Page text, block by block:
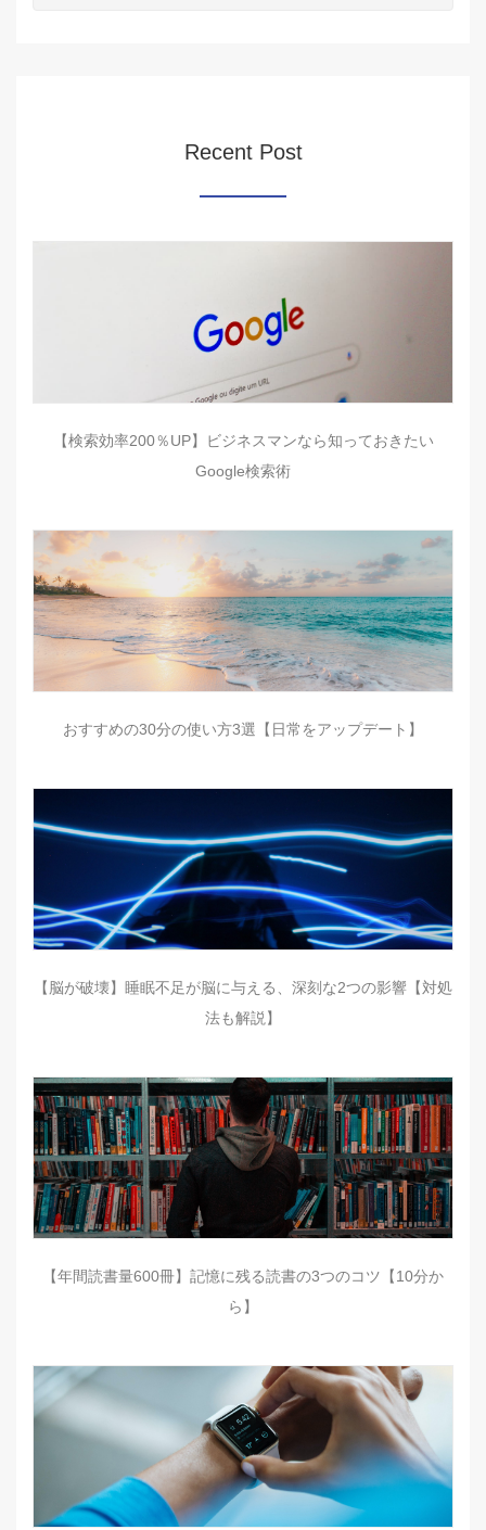
Recent Post
【検索効率200％UP】ビジネスマンなら知っておきたい
Google検索術
おすすめの30分の使い方3選【日常をアップデート】
【脳が破壊】睡眠不足が脳に与える、深刻な2つの影響【対処
法も解説】
【年間読書量600冊】記憶に残る読書の3つのコツ【10分か
ら】